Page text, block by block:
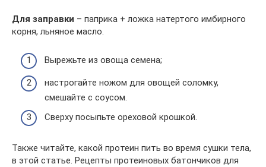
Для заправки – паприка + ложка натертого имбирного
корня, льняное масло.
Вырежьте из овоща семена;
настрогайте ножом для овощей соломку,
смешайте с соусом.
Сверху посыпьте ореховой крошкой.
Также читайте, какой протеин пить во время сушки тела,
в этой статье. Рецепты протеиновых батончиков для